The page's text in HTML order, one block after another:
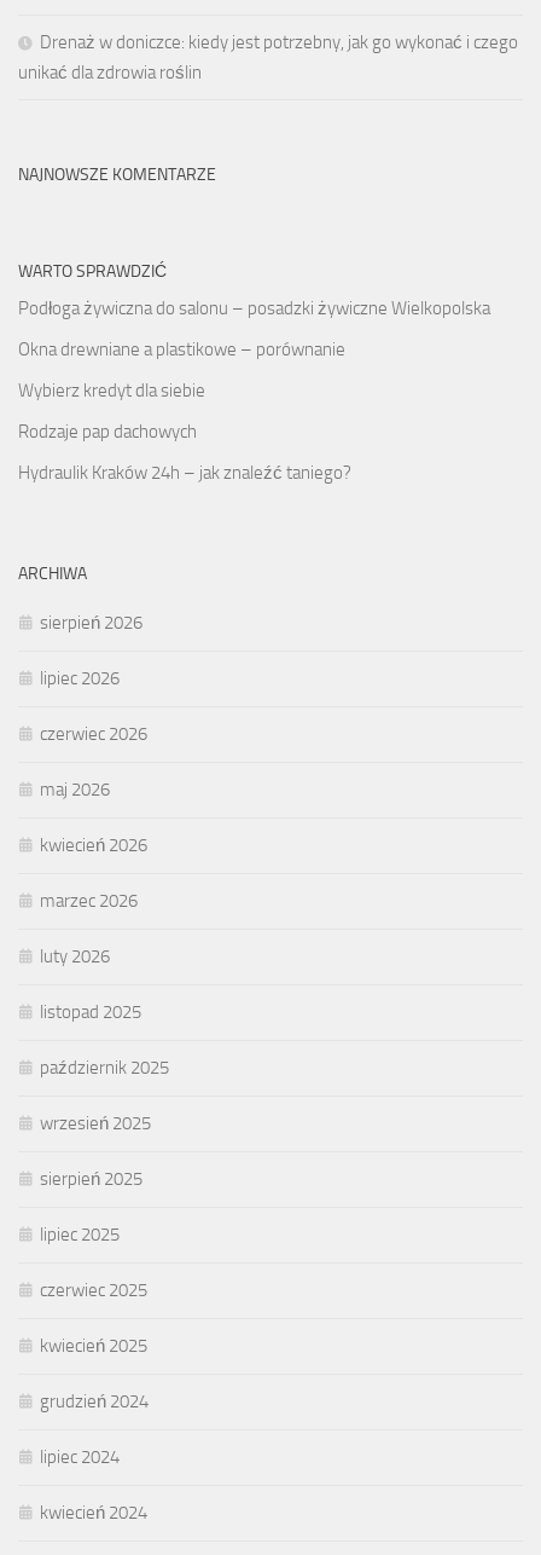
Drenaż w doniczce: kiedy jest potrzebny, jak go wykonać i czego
unikać dla zdrowia roślin
NAJNOWSZE KOMENTARZE
WARTO SPRAWDZIĆ
Podłoga żywiczna do salonu – posadzki żywiczne Wielkopolska
Okna drewniane a plastikowe – porównanie
Wybierz kredyt dla siebie
Rodzaje pap dachowych
Hydraulik Kraków 24h – jak znaleźć taniego?
ARCHIWA
sierpień 2026
lipiec 2026
czerwiec 2026
maj 2026
kwiecień 2026
marzec 2026
luty 2026
listopad 2025
październik 2025
wrzesień 2025
sierpień 2025
lipiec 2025
czerwiec 2025
kwiecień 2025
grudzień 2024
lipiec 2024
kwiecień 2024